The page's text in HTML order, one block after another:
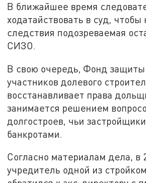
В ближайшее время
ходатайствовать в суд, чтобы
следствия подозреваемая
СИЗО.
В свою очередь, Фонд защиты
участников долевого
восстанавливает права
занимается решением
долгостроев, чьи
банкротами.
Согласно материалам дела, в
учредитель одной из